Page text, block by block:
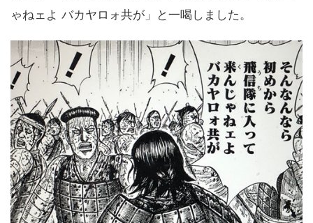
ゃねェよ バカヤロォ共が」と一喝しました。